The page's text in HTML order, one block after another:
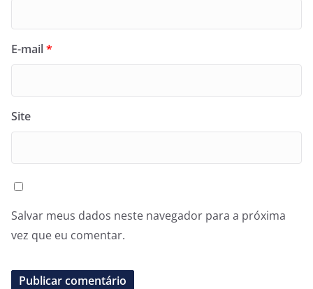
E-mail*
Site
Salvar meus dados neste navegador para a próxima
vez que eu comentar.